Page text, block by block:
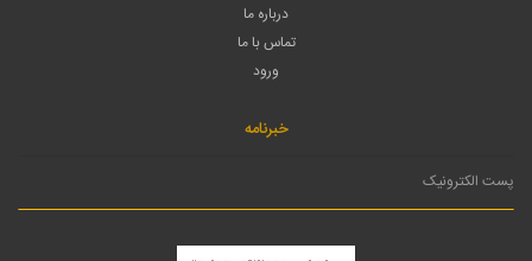
درباره ما
تماس با ما
ورود
خبرنامه